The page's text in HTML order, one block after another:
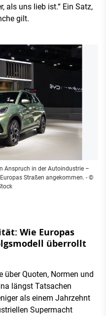
als uns lieb ist.“ Ein Satz,
gilt.
Anspruch in der Autoindustrie –
Straßen angekommen. - ©
Wie Europas
überrollt
über Quoten, Normen und
längst Tatsachen
als einem Jahrzehnt
Supermacht